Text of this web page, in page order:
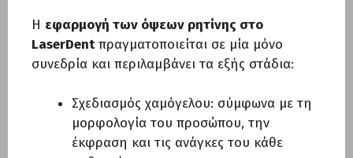
Η εφαρμογή των όψεων ρητίνης στο
LaserDentπραγματοποιείται σε μία μόνο
συνεδρία και περιλαμβάνει τα εξής στάδια:
Σχεδιασμός χαμόγελου: σύμφωνα με τη
μορφολογία του προσώπου, την
έκφραση και τις ανάγκες του κάθε